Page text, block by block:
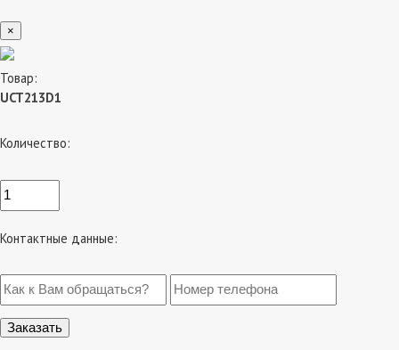
×
Товар:
UCT213D1
Количество:
Контактные данные: